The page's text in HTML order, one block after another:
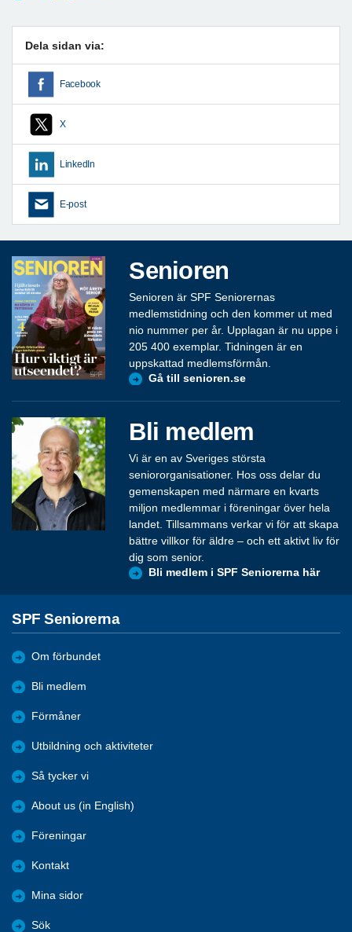
Dela sidan via:
Facebook
X
LinkedIn
E-post
Senioren
Senioren är SPF Seniorernas
medlemstidning och den kommer ut med
nio nummer per år. Upplagan är nu uppe i
205 400 exemplar. Tidningen är en
uppskattad medlemsförmån.
Gå till senioren.se
Bli medlem
Vi är en av Sveriges största
seniororganisationer. Hos oss delar du
gemenskapen med närmare en kvarts
miljon medlemmar i föreningar över hela
landet. Tillsammans verkar vi för att skapa
bättre villkor för äldre – och ett aktivt liv för
dig som senior.
Bli medlem i SPF Seniorerna här
SPF Seniorerna
Om förbundet
Bli medlem
Förmåner
Utbildning och aktiviteter
Så tycker vi
About us (in English)
Föreningar
Kontakt
Mina sidor
Sök